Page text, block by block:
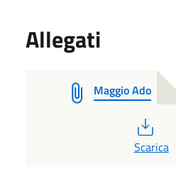
Allegati
Maggio Ado
PDF
Scarica